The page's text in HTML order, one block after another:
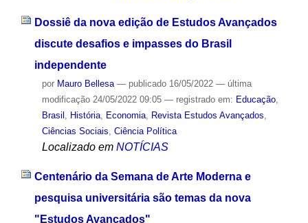
Dossiê da nova edição de Estudos Avançados
discute desafios e impasses do Brasil
independente
por Mauro Bellesa — publicado16/05/2022 — última
modificação24/05/2022 09:05 — registrado em: Educação,
Brasil , História, Economia, Revista Estudos Avançados,
Ciências Sociais, Ciência Política
Localizado em NOTÍCIAS
Centenário da Semana de Arte Moderna e
pesquisa universitária são temas da nova
"Estudos Avançados"